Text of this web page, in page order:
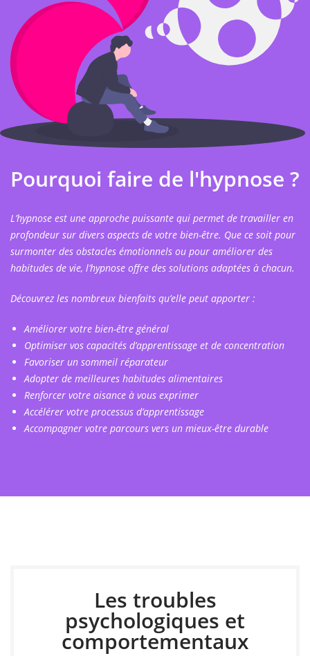
Pourquoi faire de l'hypnose ?
L’hypnose est une approche puissante qui permet de travailler en
profondeur sur divers aspects de votre bien-être. Que ce soit pour
surmonter des obstacles émotionnels ou pour améliorer des
habitudes de vie, l’hypnose offre des solutions adaptées à chacun.
Découvrez les nombreux bienfaits qu’elle peut apporter :
Améliorer votre bien-être général
Optimiser vos capacités d’apprentissage et de concentration
Favoriser un sommeil réparateur
Adopter de meilleures habitudes alimentaires
Renforcer votre aisance à vous exprimer
Accélérer votre processus d’apprentissage
Accompagner votre parcours vers un mieux-être durable
Les troubles
psychologiques et
comportementaux